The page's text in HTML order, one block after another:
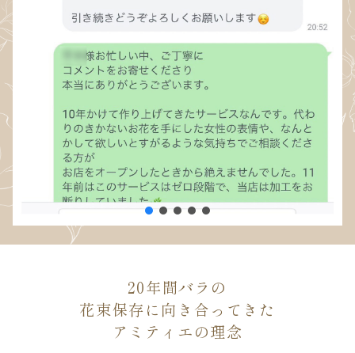
20年間バラの
花束保存に向き合ってきた
アミティエの理念